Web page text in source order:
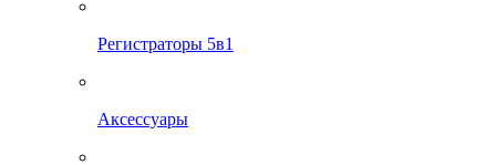
Регистраторы 5в1
Аксессуары